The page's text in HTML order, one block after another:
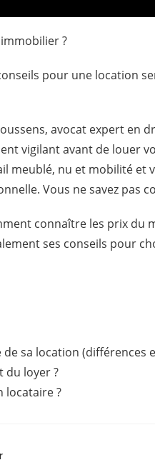
?
pour une location
avocat expert en
vigilant avant de louer
meublé, nu et mobilité et
Vous ne savez pas
connaître les prix du
ses conseils pour
sa location
du loyer ?
locataire ?